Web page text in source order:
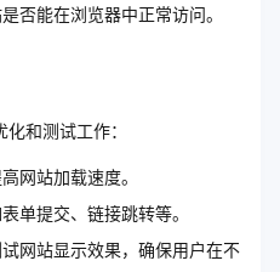
否能在浏览器中正常访问。
和测试工作：
网站加载速度。
单提交、链接跳转等。
网站显示效果，确保用户在不